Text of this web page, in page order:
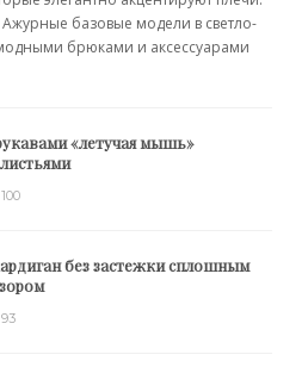
базовые модели в светло-
брюками и аксессуарами
«летучая мышь»
100
без застежки сплошным
93